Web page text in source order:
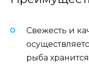
Свежесть и
рыба